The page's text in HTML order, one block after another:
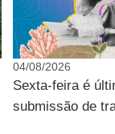
04/08/2026
Sexta-feira é
submissão de